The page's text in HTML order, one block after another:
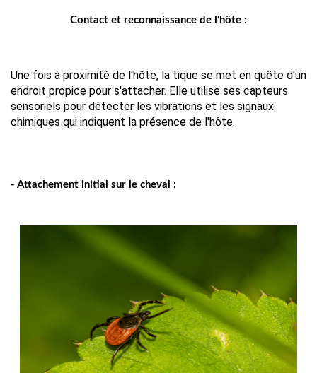
Contact et reconnaissance de l'hôte :
Une fois à proximité de l'hôte, la tique se met en quête d'un
endroit propice pour s'attacher. Elle utilise ses capteurs
sensoriels pour détecter les vibrations et les signaux
chimiques qui indiquent la présence de l'hôte.
- Attachement initial sur le cheval :